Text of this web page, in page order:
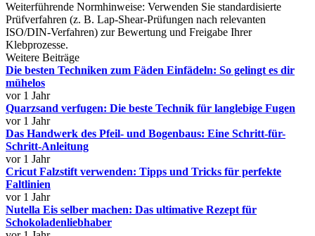
Weiterführende Normhinweise: Verwenden Sie standardisierte
Prüfverfahren (z. B. Lap-Shear-Prüfungen nach relevanten
ISO/DIN-Verfahren) zur Bewertung und Freigabe Ihrer
Klebprozesse.
Weitere Beiträge
Die besten Techniken zum Fäden Einfädeln: So gelingt es dir
mühelos
vor 1 Jahr
Quarzsand verfugen: Die beste Technik für langlebige Fugen
vor 1 Jahr
Das Handwerk des Pfeil- und Bogenbaus: Eine Schritt-für-
Schritt-Anleitung
vor 1 Jahr
Cricut Falzstift verwenden: Tipps und Tricks für perfekte
Faltlinien
vor 1 Jahr
Nutella Eis selber machen: Das ultimative Rezept für
Schokoladenliebhaber